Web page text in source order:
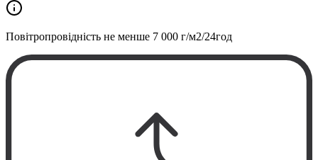
Повітропровідність не менше 7 000 г/м2/24год